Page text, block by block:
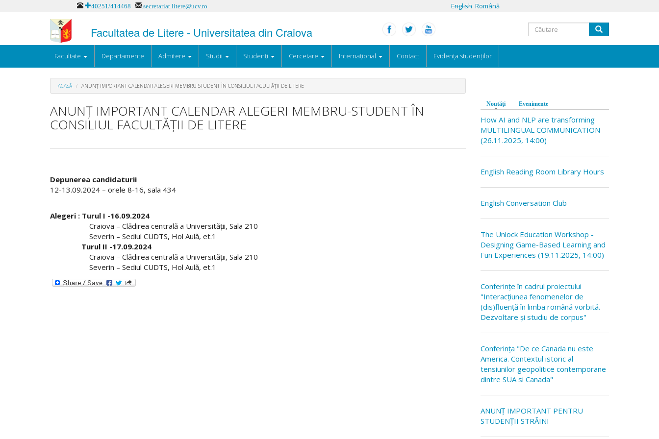
.+40251/414468 .secretariat.litere@ucv.ro English Română
Facultatea de Litere - Universitatea din Craiova
Formular
de
căutare
Facultate Departamente Admitere Studii Studenți Cercetare Internațional Contact Evidența studenților
ACASĂ ANUNȚ IMPORTANT CALENDAR ALEGERI MEMBRU-STUDENT ÎN CONSILIUL FACULTĂȚII DE LITERE
ANUNȚ IMPORTANT CALENDAR ALEGERI MEMBRU-STUDENT ÎN
CONSILIUL FACULTĂȚII DE LITERE
Depunerea candidaturii
12-13.09.2024 – orele 8-16, sala 434
Alegeri : Turul I -16.09.2024
Craiova – Clădirea centrală a Universității, Sala 210
Severin – Sediul CUDTS, Hol Aulă, et.1
Turul II -17.09.2024
Craiova – Clădirea centrală a Universității, Sala 210
Severin – Sediul CUDTS, Hol Aulă, et.1
Noutăți(tab activ)Evenimente
How AI and NLP are transforming
MULTILINGUAL COMMUNICATION
(26.11.2025, 14:00)
English Reading Room Library Hours
English Conversation Club
The Unlock Education Workshop -
Designing Game-Based Learning and
Fun Experiences (19.11.2025, 14:00)
Conferințe în cadrul proiectului
"Interacțiunea fenomenelor de
(dis)fluență în limba română vorbită.
Dezvoltare și studiu de corpus"
Conferința "De ce Canada nu este
America. Contextul istoric al
tensiunilor geopolitice contemporane
dintre SUA si Canada"
ANUNȚ IMPORTANT PENTRU
STUDENȚII STRĂINI